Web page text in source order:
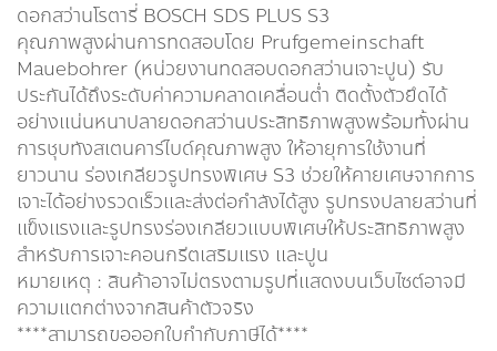
ดอกสว่านโรตารี่ BOSCH SDS PLUS S3
คุณภาพสูงผ่านการทดสอบโดย Prufgemeinschaft
Mauebohrer (หน่วยงานทดสอบดอกสว่านเจาะปูน) รับ
ประกันได้ถึงระดับค่าความคลาดเคลื่อนต่ำ ติดตั้งตัวยึดได้
อย่างแน่นหนาปลายดอกสว่านประสิทธิภาพสูงพร้อมทั้งผ่าน
การชุบทังสเตนคาร์ไบด์คุณภาพสูง ให้อายุการใช้งานที่
ยาวนาน ร่องเกลียวรูปทรงพิเศษ S3 ช่วยให้คายเศษจากการ
เจาะได้อย่างรวดเร็วและส่งต่อกำลังได้สูง รูปทรงปลายสว่านที่
แข็งแรงและรูปทรงร่องเกลียวแบบพิเศษให้ประสิทธิภาพสูง
สำหรับการเจาะคอนกรีตเสริมแรง และปูน
หมายเหตุ : สินค้าอาจไม่ตรงตามรูปที่แสดงบนเว็บไซต์อาจมี
ความแตกต่างจากสินค้าตัวจริง
****สามารถขอออกใบกำกับภาษีได้****